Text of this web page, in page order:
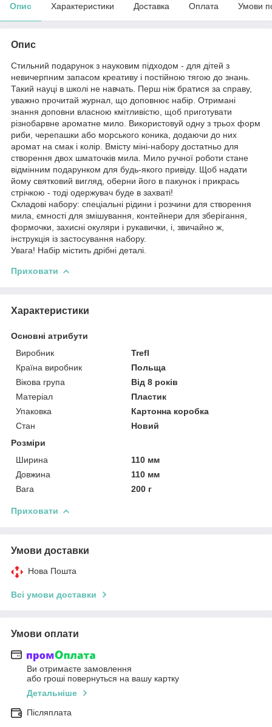
Опис Характеристики Доставка Оплата Умови
Опис
Стильний подарунок з науковим підходом - для дітей з
невичерпним запасом креативу і постійною тягою до знань.
Такий науці в школі не навчать. Перш ніж братися за справу,
уважно прочитай журнал, що доповнює набір. Отримані
знання доповни власною кмітливістю, щоб приготувати
різнобарвне ароматне мило. Використовуй одну з трьох форм
риби, черепашки або морського коника, додаючи до них
аромат на смак і колір. Вмісту міні-набору достатньо для
створення двох шматочків мила. Мило ручної роботи стане
відмінним подарунком для будь-якого привіду. Щоб надати
йому святковий вигляд, оберни його в пакунок і прикрась
стрічкою - тоді одержувач буде в захваті!
Складові набору: спеціальні рідини і розчини для створення
мила, ємності для змішування, контейнери для зберігання,
формочки, захисні окуляри і рукавички, і, звичайно ж,
інструкція із застосування набору.
Увага! Набір містить дрібні деталі.
Приховати
Характеристики
Основні атрибути
Виробник
Trefl
Країна виробник
Польща
Вікова група
Від 8 років
Матеріал
Пластик
Упаковка
Картонна коробка
Стан
Новий
Розміри
Ширина
110 мм
Довжина
110 мм
Вага
200 г
Приховати
Умови доставки
Нова Пошта
Всі умови доставки
Умови оплати
Ви отримаєте замовлення
або гроші повернуться на вашу картку
Детальніше
Післяплата